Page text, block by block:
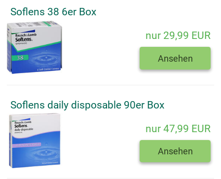
Soflens 38 6er Box
nur 29,99 EUR
Ansehen
Soflens daily disposable 90er Box
nur 47,99 EUR
Ansehen